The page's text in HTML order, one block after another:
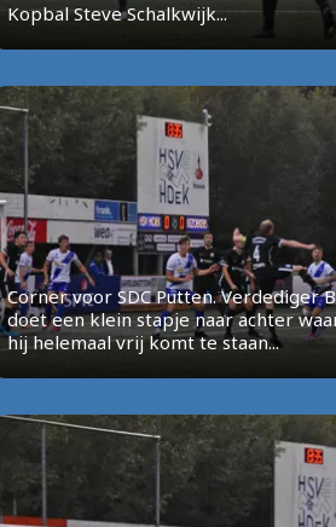
Kopbal Steve Schalkwijk...
Corner voor SDC Putten. Verdediger
doet een klein stapje naar achter
hij helemaal vrij komt te staan...